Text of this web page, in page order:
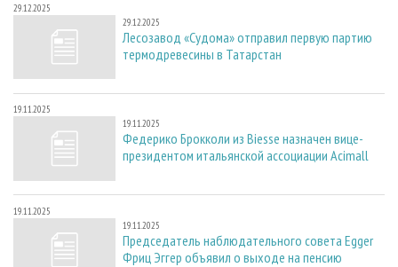
29.12.2025
29.12.2025
Лесозавод «Судома» отправил первую партию
термодревесины в Татарстан
19.11.2025
19.11.2025
Федерико Брокколи из Biesse назначен вице-
президентом итальянской ассоциации Acimall
19.11.2025
19.11.2025
Председатель наблюдательного совета Egger
Фриц Эггер объявил о выходе на пенсию